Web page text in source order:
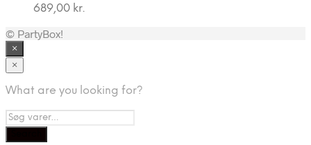
689,00 kr.
© PartyBox!
×
×
What are you looking for?